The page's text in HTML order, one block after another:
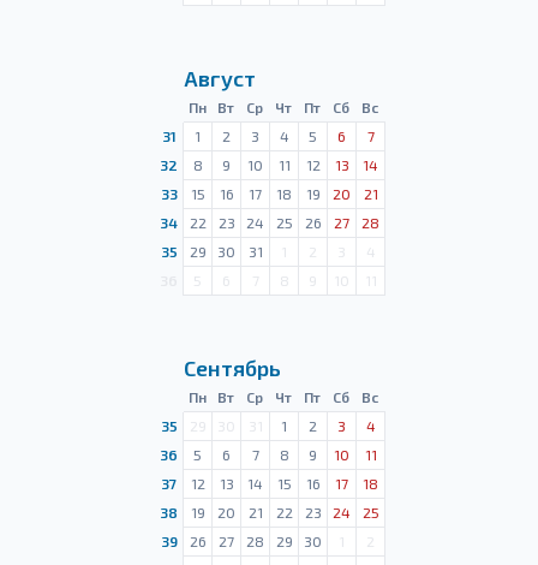
Август
Пн Вт Ср Чт Пт Сб
Вс
31
1 2 3 4 5 6
7
32
8 9 10 11 12 13
14
33
15 16 17 18 19 20
21
34
22 23 24 25 26 27
28
35
29 30 31 1 2 3
4
5 6 7 8 9 10 11
Сентябрь
Пн Вт Ср Чт Пт Сб
Вс
35
29 30 31 1 2 3
4
36
5 6 7 8 9 10
11
37
12 13 14 15 16 17
18
38
19 20 21 22 23 24
25
39
26 27 28 29 30 1
2